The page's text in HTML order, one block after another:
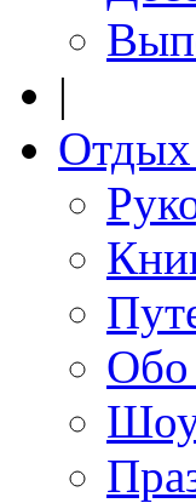
|
Обо